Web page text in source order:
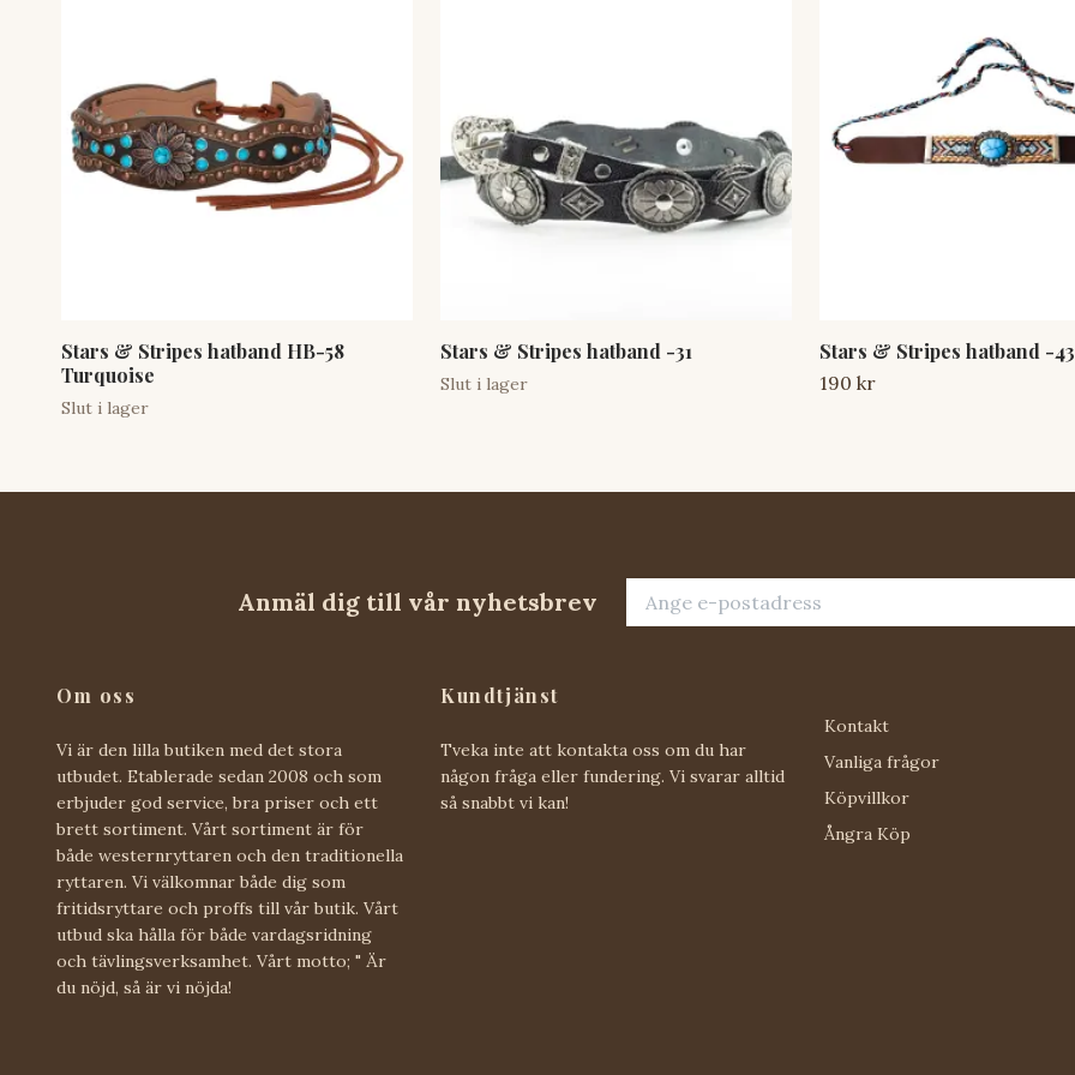
Stars & Stripes hatband HB-58
Turquoise
Slut i lager
Stars & Stripes hatband -31
Slut i lager
Stars & Stripes hatband -43
190 kr
Anmäl dig till vår nyhetsbrev
Om oss
Vi är den lilla butiken med det stora
utbudet. Etablerade sedan 2008 och som
erbjuder god service, bra priser och ett
brett sortiment. Vårt sortiment är för
både westernryttaren och den traditionella
ryttaren. Vi välkomnar både dig som
fritidsryttare och proffs till vår butik. Vårt
utbud ska hålla för både vardagsridning
och tävlingsverksamhet. Vårt motto; " Är
du nöjd, så är vi nöjda!
Kundtjänst
Tveka inte att kontakta oss om du har
någon fråga eller fundering. Vi svarar alltid
så snabbt vi kan!
Kontakt
Vanliga frågor
Köpvillkor
Ångra Köp